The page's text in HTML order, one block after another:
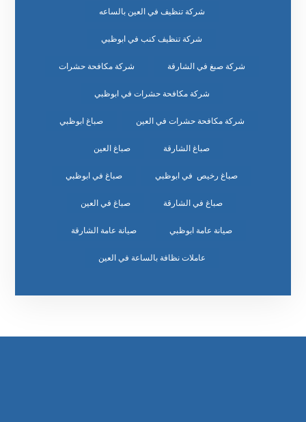
شركة تنظيف في العين بالساعه
شركة تنظيف كنب في ابوظبي
شركة صبغ في الشارقة شركة مكافحة حشرات
شركة مكافحة حشرات في ابوظبي
شركة مكافحة حشرات في العين صباغ ابوظبي
صباغ الشارقة صباغ العين
صباغ رخيص في ابوظبي صباغ في ابوظبي
صباغ في الشارقة صباغ في العين
صيانة عامة ابوظبي صيانة عامة الشارقة
عاملات نظافة بالساعة في العين